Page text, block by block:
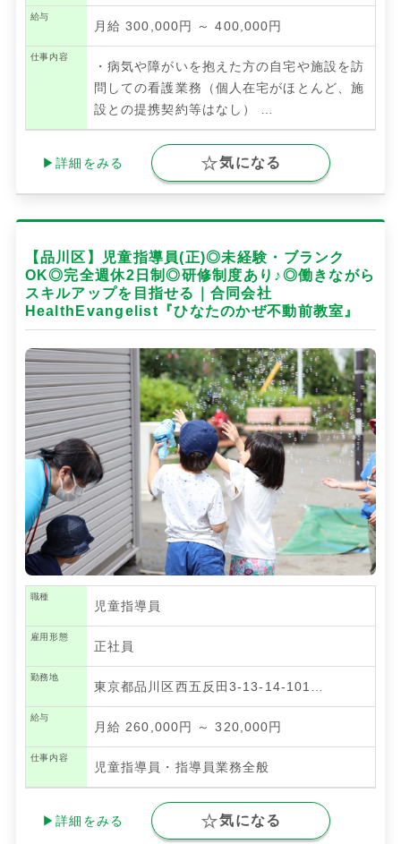
給与
月給 300,000円 ～ 400,000円
仕事内容
・病気や障がいを抱えた方の自宅や施設を訪
問しての看護業務（個人在宅がほとんど、施
設との提携契約等はなし）
▶詳細をみる 気になる
【品川区】児童指導員(正)◎未経験・ブランク
OK◎完全週休2日制◎研修制度あり♪◎働きながら
スキルアップを目指せる｜合同会社
HealthEvangelist『ひなたのかぜ不動前教室』
職種
児童指導員
雇用形態
正社員
勤務地
東京都品川区西五反田3-13-14-101…
給与
月給 260,000円 ～ 320,000円
仕事内容
児童指導員・指導員業務全般
▶詳細をみる 気になる